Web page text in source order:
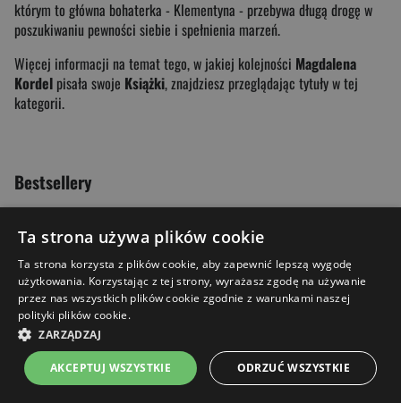
którym to główna bohaterka - Klementyna - przebywa długą drogę w
poszukiwaniu pewności siebie i spełnienia marzeń.
Więcej informacji na temat tego, w jakiej kolejności Magdalena
Kordel pisała swoje Książki, znajdziesz przeglądając tytuły w tej
kategorii.
Bestsellery
Ta strona używa plików cookie
Ta strona korzysta z plików cookie, aby zapewnić lepszą wygodę
użytkowania. Korzystając z tej strony, wyrażasz zgodę na używanie
przez nas wszystkich plików cookie zgodnie z warunkami naszej
polityki plików cookie.
ZARZĄDZAJ
AKCEPTUJ WSZYSTKIE ODRZUĆ WSZYSTKIE